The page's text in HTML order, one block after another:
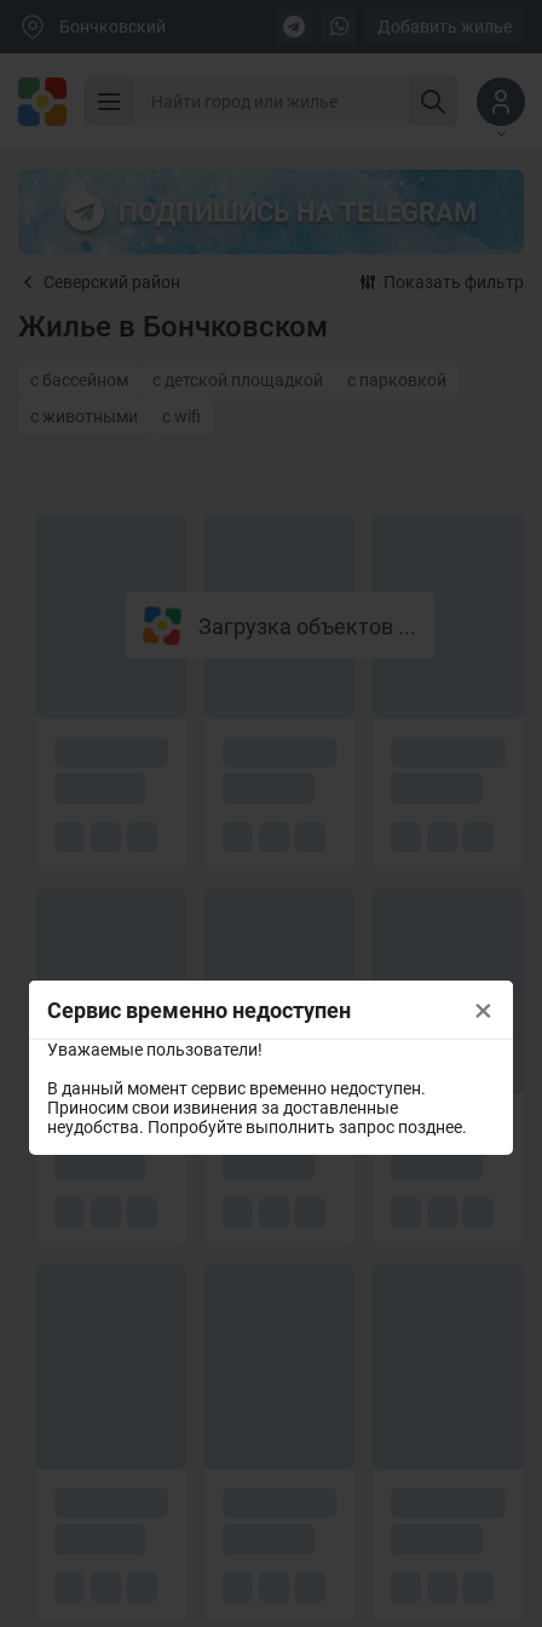
Сервис временно недоступен
Уважаемые пользователи!
В данный момент сервис временно недоступен.
Приносим свои извинения за доставленные
неудобства. Попробуйте выполнить запрос позднее.
×
Бончковский Добавить жилье
ПОДПИШИСЬ НА TELEGRAM
Северский район Показать фильтр
Жилье в Бончковском
с бассейном с детской площадкой
с парковкой
с животными
с wifi
Загрузка объектов ...